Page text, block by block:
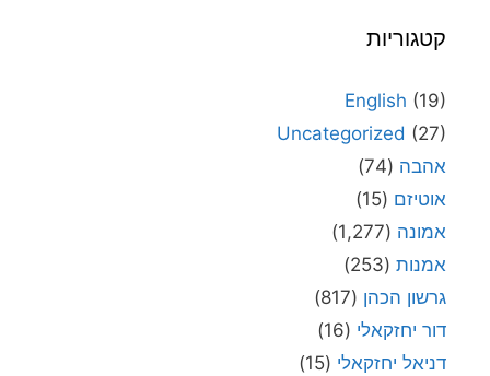
קטגוריות
English (19)
Uncategorized (27)
אהבה (74)
אוטיזם (15)
אמונה (1,277)
אמנות (253)
גרשון הכהן (817)
דור יחזקאלי (16)
דניאל יחזקאלי (15)